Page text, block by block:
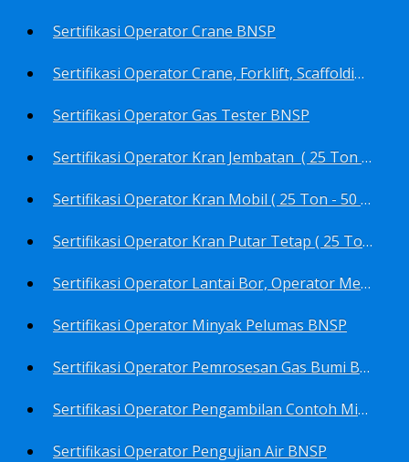
Sertifikasi Operator Crane BNSP
Sertifikasi Operator Crane, Forklift, Scaffolding/Scaffolder, Boiler, Rigger BNSP
Sertifikasi Operator Gas Tester BNSP
Sertifikasi Operator Kran Jembatan ( 25 Ton - 50 Ton - > 50 ) BNSP
Sertifikasi Operator Kran Mobil ( 25 Ton - 50 Ton - > 50 ) BNSP
Sertifikasi Operator Kran Putar Tetap ( 25 Ton - 50 Ton - > 50 ) BNSP
Sertifikasi Operator Lantai Bor, Operator Menara Bor, Juru Bor, Ahli Pengendali Pengeboran BNSP
Sertifikasi Operator Minyak Pelumas BNSP
Sertifikasi Operator Pemrosesan Gas Bumi BNSP
Sertifikasi Operator Pengambilan Contoh Minyak Bumi, Gas Bumi, Bbm- Bbn- Pelumas, Udara, Limbah, Air BNSP
Sertifikasi Operator Pengujian Air BNSP